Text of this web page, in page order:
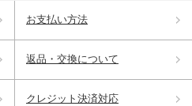
お支払い方法
返品・交換について
クレジット決済対応